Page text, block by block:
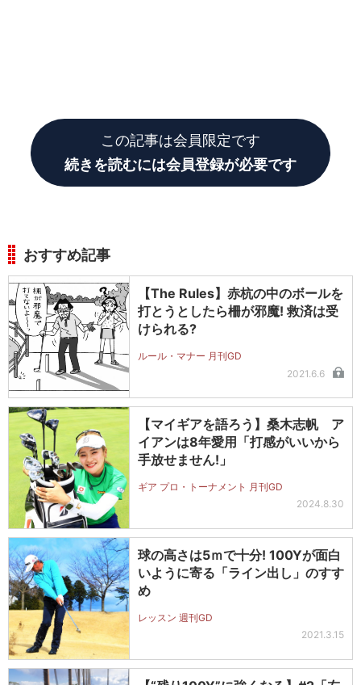
この記事は会員限定です
続きを読むには会員登録が必要です
おすすめ記事
【The Rules】赤杭の中のボールを
打とうとしたら柵が邪魔! 救済は受
けられる?
ルール・マナー 月刊GD
2021.6.6
【マイギアを語ろう】桑木志帆 ア
イアンは8年愛用「打感がいいから
手放せません!」
ギア プロ・トーナメント 月刊GD
2024.8.30
球の高さは5ｍで十分! 100Yが面白
いように寄る「ライン出し」のすす
め
レッスン 週刊GD
2021.3.15